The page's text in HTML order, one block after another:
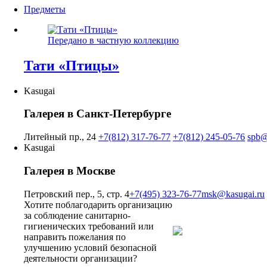
Предметы
Передано в частную коллекцию
Тати «Птицы»
Kasugai
Галерея в Санкт-Петербурге
Литейный пр., 24 +7(812) 317-76-77 +7(812) 245-05-76
Kasugai
Галерея в Москве
Петровский пер., 5, стр. 4+7(495) 323-76-77msk@kasugai.ru
Хотите поблагодарить организацию
за соблюдение санитарно-
гигиенических требований или
направить пожелания по
улучшению условий безопасной
деятельности организации?